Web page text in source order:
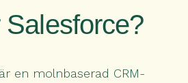
Salesforce?
en molnbaserad CRM-